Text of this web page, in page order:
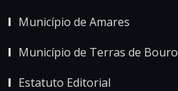
Município de Amares
Município de Terras de Bouro
Estatuto Editorial